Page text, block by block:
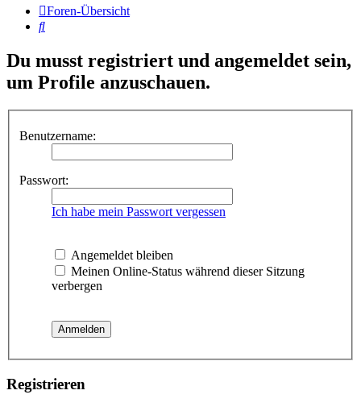
Foren-Übersicht
Suche
Du musst registriert und angemeldet sein,
um Profile anzuschauen.
Benutzername:
Passwort:
Ich habe mein Passwort vergessen
Angemeldet bleiben
Meinen Online-Status während dieser Sitzung
verbergen
Registrieren